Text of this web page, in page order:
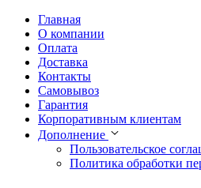
Главная
О компании
Оплата
Доставка
Контакты
Самовывоз
Гарантия
Корпоративным клиентам
Дополнение
Пользовательское
Политика обработки